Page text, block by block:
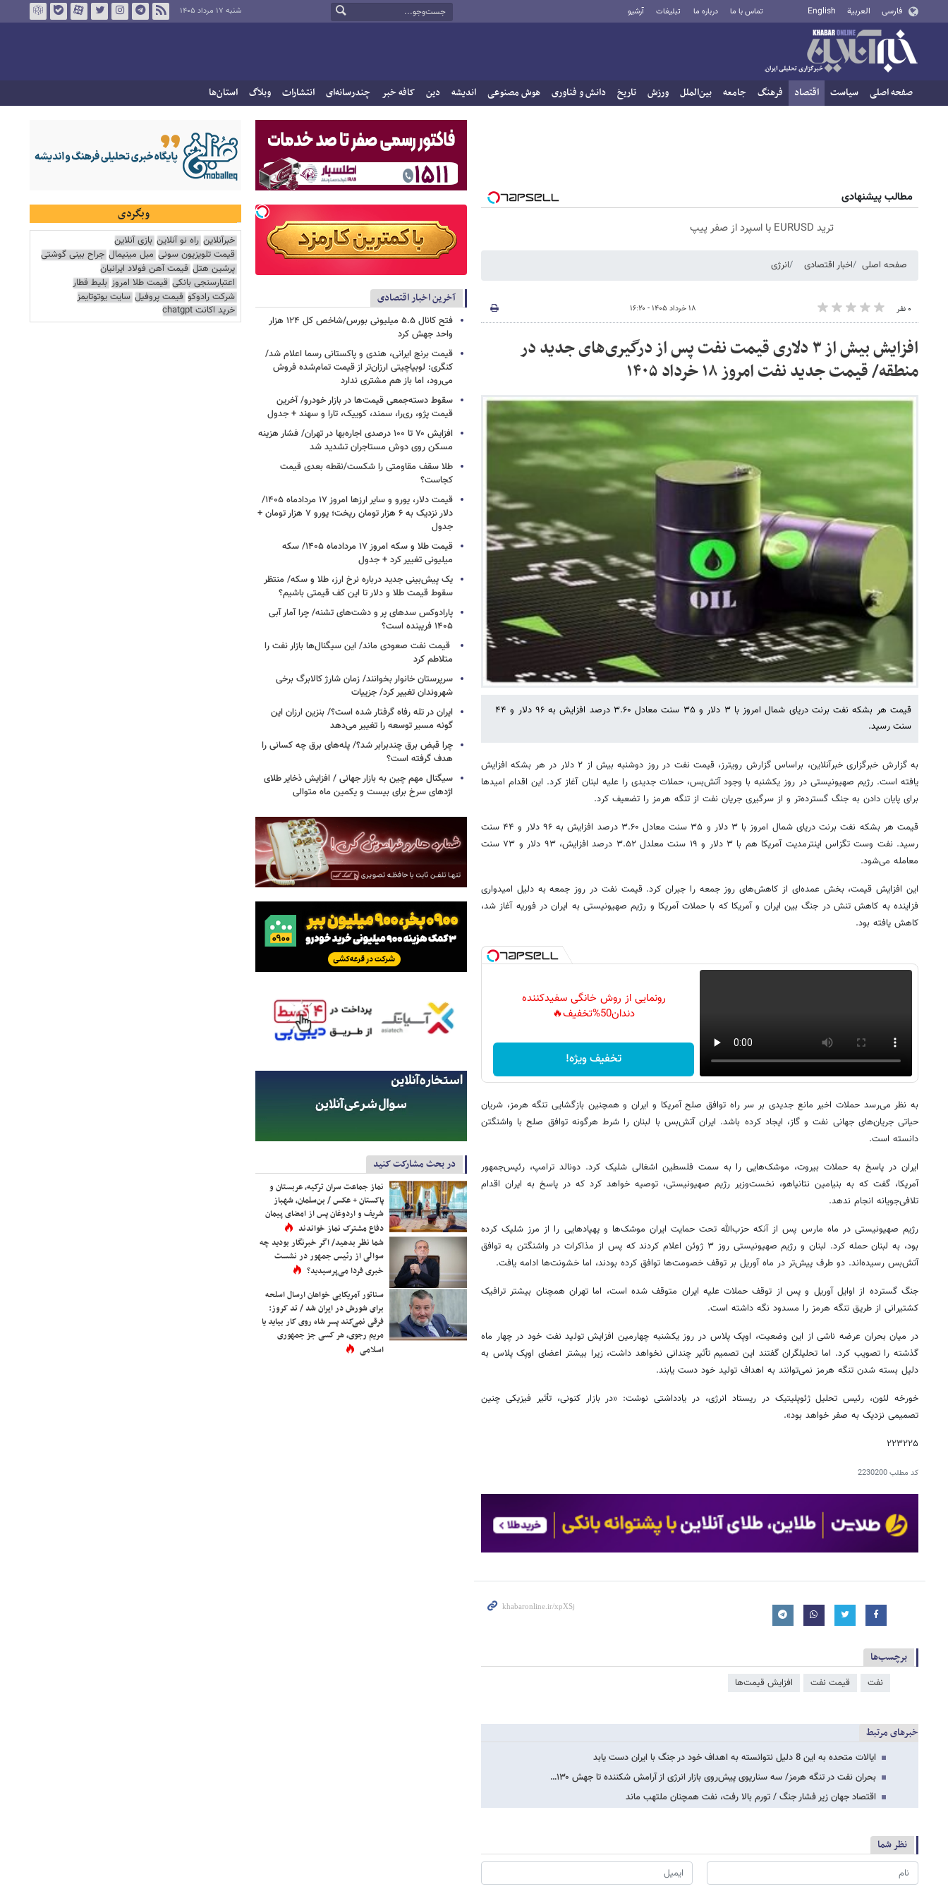
فارسی العربية English تماس با ما درباره ما تبلیغات آرشیو شنبه ۱۷ مرداد ۱۴۰۵
صفحه اصلی سیاست اقتصاد فرهنگ جامعه بین‌الملل ورزش تاریخ دانش و فناوری هوش مصنوعی اندیشه دین کافه خبر چندرسانه‌ای انتشارات وبلاگ استان‌ها
مطالب پیشنهادی
ترید EURUSD با اسپرد از صفر پیپ
صفحه اصلی اخبار اقتصادی انرژی
۰ نفر ۱۸ خرداد ۱۴۰۵ - ۱۶:۲۰
افزایش بیش از ۳ دلاری قیمت نفت پس از درگیری‌های جدید در
منطقه/ قیمت جدید نفت امروز ۱۸ خرداد ۱۴۰۵
قیمت هر بشکه نفت برنت دریای شمال امروز با ۳ دلار و ۳۵ سنت معادل ۳.۶۰ درصد افزایش به ۹۶ دلار و ۴۴
سنت رسید.
به گزارش خبرگزاری خبرآنلاین، براساس گزارش رویترز، قیمت‌ نفت در روز دوشنبه بیش از ۲ دلار در هر بشکه افزایش
یافته است. رژیم صهیونیستی در روز یکشنبه با وجود آتش‌بس، حملات جدیدی را علیه لبنان آغاز کرد. این اقدام امیدها
برای پایان دادن به جنگ گسترده‌تر و از سرگیری جریان نفت از تنگه هرمز را تضعیف کرد.
قیمت هر بشکه نفت برنت دریای شمال امروز با ۳ دلار و ۳۵ سنت معادل ۳.۶۰ درصد افزایش به ۹۶ دلار و ۴۴ سنت
رسید. نفت وست تگزاس اینترمدیت آمریکا هم با ۳ دلار و ۱۹ سنت معلدل ۳.۵۲ درصد افزایش، ۹۳ دلار و ۷۳ سنت
معامله می‌شود.
این افزایش قیمت، بخش عمده‌ای از کاهش‌های روز جمعه را جبران کرد. قیمت نفت در روز جمعه به دلیل امیدواری
فزاینده به کاهش تنش در جنگ بین ایران و آمریکا که با حملات آمریکا و رژیم صهیونیستی به ایران در فوریه آغاز شد،
کاهش یافته بود.
رونمایی از روش خانگی سفیدکننده
دندان50%تخفیف🔥
تخفیف ویژه!
به نظر می‌رسد حملات اخیر مانع جدیدی بر سر راه توافق صلح آمریکا و ایران و همچنین بازگشایی تنگه هرمز، شریان
حیاتی جریان‌های جهانی نفت و گاز، ایجاد کرده باشد. ایران آتش‌بس با لبنان را شرط هرگونه توافق صلح با واشنگتن
دانسته است.
ایران در پاسخ به حملات بیروت، موشک‌هایی را به سمت فلسطین اشغالی شلیک کرد. دونالد ترامپ، رئیس‌جمهور
آمریکا، گفت که به بنیامین نتانیاهو، نخست‌وزیر رژیم صهیونیستی، توصیه خواهد کرد که در پاسخ به ایران اقدام
تلافی‌جویانه انجام ندهد.
رژیم صهیونیستی در ماه مارس پس از آنکه حزب‌الله تحت حمایت ایران موشک‌ها و پهپادهایی را از مرز شلیک کرده
بود، به لبنان حمله کرد. لبنان و رژیم صهیونیستی روز ۳ ژوئن اعلام کردند که پس از مذاکرات در واشنگتن به توافق
آتش‌بس رسیده‌اند. دو طرف پیش‌تر در ماه آوریل بر توقف خصومت‌ها توافق کرده بودند، اما خشونت‌ها ادامه یافت.
جنگ گسترده‌ از اوایل آوریل و پس از توقف حملات علیه ایران متوقف شده است، اما تهران همچنان بیشتر ترافیک
کشتیرانی از طریق تنگه هرمز را مسدود نگه داشته است.
در میان بحران عرضه ناشی از این وضعیت، اوپک پلاس در روز یکشنبه چهارمین افزایش تولید نفت خود در چهار ماه
گذشته را تصویب کرد. اما تحلیلگران گفتند این تصمیم تأثیر چندانی نخواهد داشت، زیرا بیشتر اعضای اوپک پلاس به
دلیل بسته شدن تنگه هرمز نمی‌توانند به اهداف تولید خود دست یابند.
خورخه لئون، رئیس تحلیل ژئوپلیتیک در ریستاد انرژی، در یادداشتی نوشت: «در بازار کنونی، تأثیر فیزیکی چنین
تصمیمی نزدیک به صفر خواهد بود».
۲۲۳۲۲۵
کد مطلب2230200
برچسب‌ها
نفت قیمت نفت افزایش قیمت‌ها
خبرهای مرتبط
ایالات متحده به این 8 دلیل نتوانسته به اهداف خود در جنگ با ایران دست یابد
بحران نفت در تنگه هرمز/ سه سناریوی پیش‌روی بازار انرژی از آرامش شکننده تا جهش ۱۳۰…
اقتصاد جهان زیر فشار جنگ / تورم بالا رفت، نفت همچنان ملتهب ماند
نظر شما
آخرین اخبار اقتصادی
فتح کانال ۵.۵ میلیونی بورس/شاخص کل ۱۲۴ هزار
واحد جهش کرد
قیمت برنج ایرانی، هندی و پاکستانی رسما اعلام شد/
کنگری: لوبیاچیتی ارزان‌تر از قیمت تمام‌شده فروش
می‌رود، اما باز هم مشتری ندارد
سقوط دسته‌جمعی قیمت‌ها در بازار خودرو/ آخرین
قیمت پژو، ری‌را، سمند، کوییک، تارا و سهند + جدول
افزایش ۷۰ تا ۱۰۰ درصدی اجاره‌بها در تهران/ فشار هزینه
مسکن روی دوش مستاجران تشدید شد
طلا سقف مقاومتی را شکست/نقطه بعدی قیمت
کجاست؟
قیمت دلار، یورو و سایر ارزها امروز ۱۷ مردادماه ۱۴۰۵/
دلار نزدیک به ۶ هزار تومان ریخت؛ یورو ۷ هزار تومان +
جدول
قیمت طلا و سکه امروز ۱۷ مردادماه ۱۴۰۵/ سکه
میلیونی تغییر کرد + جدول
یک پیش‌بینی جدید درباره نرخ ارز، طلا و سکه/ منتظر
سقوط قیمت طلا و دلار تا این کف قیمتی باشیم؟
پارادوکس سدهای پر و دشت‌های تشنه/ چرا آمار آبی
۱۴۰۵ فریبنده است؟
قیمت نفت صعودی ماند/ این سیگنال‌ها بازار نفت را
متلاطم کرد
سرپرستان خانوار بخوانند/ زمان شارژ کالابرگ برخی
شهروندان تغییر کرد/ جزییات
ایران در تله رفاه گرفتار شده است؟/ بنزین ارزان این
گونه مسیر توسعه را تغییر می‌دهد
چرا قبض برق چندبرابر شد؟/ پله‌های برق چه کسانی را
هدف گرفته است؟
سیگنال‌ مهم چین به بازار جهانی / افزایش ذخایر طلای
اژدهای سرخ برای بیست و یکمین ماه متوالی
در بحث مشارکت کنید
نماز جماعت سران ترکیه، عربستان و
پاکستان + عکس / بن‌سلمان، شهباز
شریف و اردوغان پس از امضای پیمان
دفاع مشترک نماز خواندند
شما نظر بدهید/ اگر خبرنگار بودید چه
سوالی از رئیس جمهور در نشست
خبری فردا می‌پرسیدید؟
سناتور آمریکایی خواهان ارسال اسلحه
برای شورش در ایران شد / تد کروز:
فرقی نمی‌کند پسر شاه روی کار بیاید یا
مریم رجوی، هر کسی جز جمهوری
اسلامی
وبگردی
خبرآنلاین راه نو آنلاین بازی آنلاین
قیمت تلویزیون سونی مبل مینیمال جراح بینی گوشتی
پرشین هتل قیمت آهن فولاد ایرانیان
اعتبارسنجی بانکی قیمت طلا امروز بلیط قطار
شرکت رادوکو قیمت پروفیل سایت یوتوتایمز
خرید اکانت chatgpt